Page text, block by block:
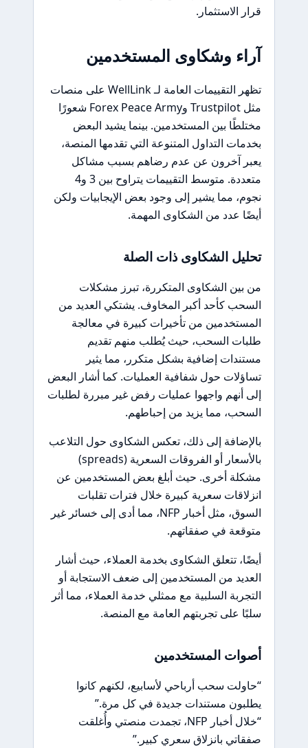
قرار الاستثمار.
آراء وشكاوى المستخدمين
تظهر التقييمات العامة لـ WellLink على منصات
مثل Trustpilot وForex Peace Army شعورًا
مختلطًا بين المستخدمين. بينما يشيد البعض
بخدمات التداول المتنوعة التي تقدمها المنصة،
يعبر آخرون عن عدم رضاهم بسبب مشاكل
متعددة. متوسط التقييمات يتراوح بين 3 و4
نجوم، مما يشير إلى وجود بعض الإيجابيات ولكن
أيضًا عدد من الشكاوى المهمة.
تحليل الشكاوى ذات الصلة
من بين الشكاوى المتكررة، تبرز مشكلات
السحب كأحد أكبر المخاوف. يشتكي العديد من
المستخدمين من تأخيرات كبيرة في معالجة
طلبات السحب، حيث يُطلب منهم تقديم
مستندات إضافية بشكل متكرر، مما يثير
تساؤلات حول شفافية العمليات. كما أشار البعض
إلى أنهم واجهوا عمليات رفض غير مبررة لطلبات
السحب، مما يزيد من إحباطهم.
بالإضافة إلى ذلك، تعكس الشكاوى حول التلاعب
بالأسعار أو الفروقات السعرية (spreads)
مشكلة أخرى. حيث أبلغ بعض المستخدمين عن
انزلاقات سعرية كبيرة خلال فترات تقلبات
السوق، مثل أخبار NFP، مما أدى إلى خسائر غير
متوقعة في صفقاتهم.
أيضًا، تتعلق الشكاوى بخدمة العملاء، حيث أشار
العديد من المستخدمين إلى ضعف الاستجابة أو
التجربة السلبية مع ممثلي خدمة العملاء، مما أثر
سلبًا على تجربتهم العامة مع المنصة.
أصوات المستخدمين
“حاولت سحب أرباحي لأسابيع، لكنهم كانوا
يطلبون مستندات جديدة في كل مرة.”
“خلال أخبار NFP، تجمدت منصتي وأُغلقت
صفقاتي بانزلاق سعري كبير.”